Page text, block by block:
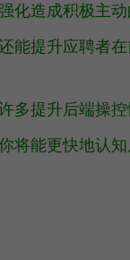
化造成积极主
能提升应聘者在
多提升后端操
将能更快地认